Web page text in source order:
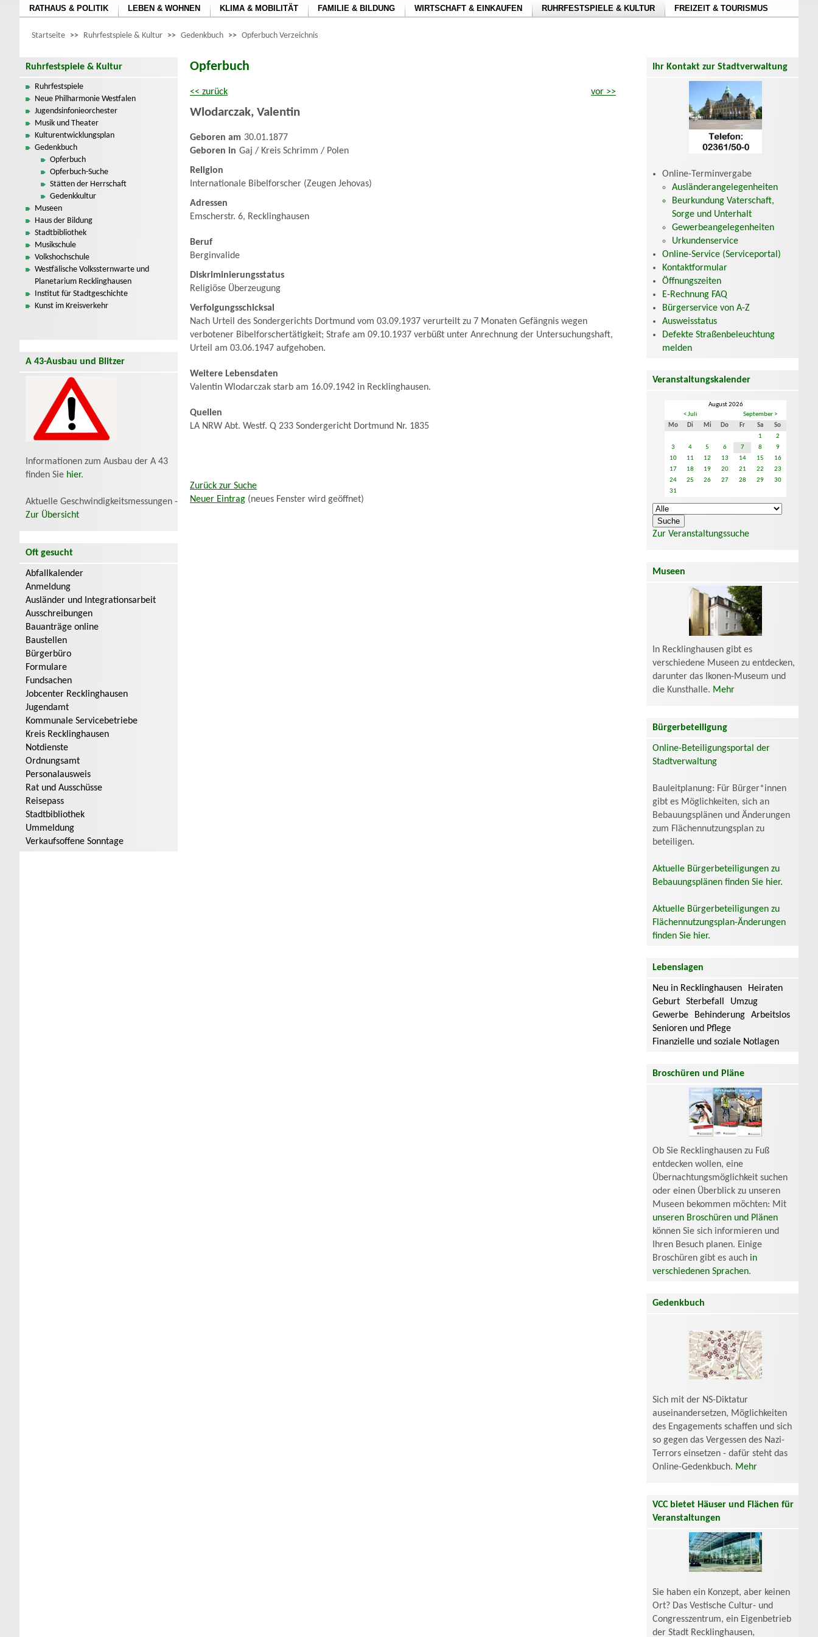
RATHAUS & POLITIK LEBEN & WOHNEN KLIMA & MOBILITÄT FAMILIE & BILDUNG WIRTSCHAFT & EINKAUFEN RUHRFESTSPIELE & KULTUR FREIZEIT & TOURISMUS
Startseite >> Ruhrfestspiele & Kultur >> Gedenkbuch >> Opferbuch Verzeichnis
Ruhrfestspiele & Kultur
Ruhrfestspiele
Neue Philharmonie Westfalen
Jugendsinfonieorchester
Musik und Theater
Kulturentwicklungsplan
Gedenkbuch
Opferbuch
Opferbuch-Suche
Stätten der Herrschaft
Gedenkkultur
Museen
Haus der Bildung
Stadtbibliothek
Musikschule
Volkshochschule
Westfälische Volkssternwarte und
Planetarium Recklinghausen
Institut für Stadtgeschichte
Kunst im Kreisverkehr
A 43-Ausbau und Blitzer
Informationen zum Ausbau der A 43
finden Sie hier.
Aktuelle Geschwindigkeitsmessungen -
Zur Übersicht
Oft gesucht
Abfallkalender
Anmeldung
Ausländer und Integrationsarbeit
Ausschreibungen
Bauanträge online
Baustellen
Bürgerbüro
Formulare
Fundsachen
Jobcenter Recklinghausen
Jugendamt
Kommunale Servicebetriebe
Kreis Recklinghausen
Notdienste
Ordnungsamt
Personalausweis
Rat und Ausschüsse
Reisepass
Stadtbibliothek
Ummeldung
Verkaufsoffene Sonntage
Opferbuch
<< zurück vor >>
Wlodarczak, Valentin
Geboren am 30.01.1877
Geboren in Gaj / Kreis Schrimm / Polen
Religion
Internationale Bibelforscher (Zeugen Jehovas)
Adressen
Emscherstr. 6, Recklinghausen
Beruf
Berginvalide
Diskriminierungsstatus
Religiöse Überzeugung
Verfolgungsschicksal
Nach Urteil des Sondergerichts Dortmund vom 03.09.1937 verurteilt zu 7 Monaten Gefängnis wegen
verbotener Bibelforschertätigkeit; Strafe am 09.10.1937 verbüßt unter Anrechnung der Untersuchungshaft,
Urteil am 03.06.1947 aufgehoben.
Weitere Lebensdaten
Valentin Wlodarczak starb am 16.09.1942 in Recklinghausen.
Quellen
LA NRW Abt. Westf. Q 233 Sondergericht Dortmund Nr. 1835
Zurück zur Suche
Neuer Eintrag (neues Fenster wird geöffnet)
Ihr Kontakt zur Stadtverwaltung
Online-Terminvergabe
Ausländerangelegenheiten
Beurkundung Vaterschaft,
Sorge und Unterhalt
Gewerbeangelegenheiten
Urkundenservice
Online-Service (Serviceportal)
Kontaktformular
Öffnungszeiten
E-Rechnung FAQ
Bürgerservice von A-Z
Ausweisstatus
Defekte Straßenbeleuchtung
melden
Veranstaltungskalender
August 2026
< Juli
September >
Mo
Di Mi Do Fr Sa
So
1
2
3
4 5 6 7 8
9
10
11 12 13 14 15
16
17
18 19 20 21 22
23
24
25 26 27 28 29
30
31
Zur Veranstaltungssuche
Museen
In Recklinghausen gibt es
verschiedene Museen zu entdecken,
darunter das Ikonen-Museum und
die Kunsthalle. Mehr
Bürgerbeteiligung
Online-Beteiligungsportal der
Stadtverwaltung
Bauleitplanung: Für Bürger*innen
gibt es Möglichkeiten, sich an
Bebauungsplänen und Änderungen
zum Flächennutzungsplan zu
beteiligen.
Aktuelle Bürgerbeteiligungen zu
Bebauungsplänen finden Sie hier.
Aktuelle Bürgerbeteiligungen zu
Flächennutzungsplan-Änderungen
finden Sie hier.
Lebenslagen
Neu in Recklinghausen
Heiraten
Geburt
Sterbefall
Umzug
Gewerbe
Behinderung
Arbeitslos
Senioren und Pflege
Finanzielle und soziale Notlagen
Broschüren und Pläne
Ob Sie Recklinghausen zu Fuß
entdecken wollen, eine
Übernachtungsmöglichkeit suchen
oder einen Überblick zu unseren
Museen bekommen möchten: Mit
unseren Broschüren und Plänen
können Sie sich informieren und
Ihren Besuch planen. Einige
Broschüren gibt es auch in
verschiedenen Sprachen.
Gedenkbuch
Sich mit der NS-Diktatur
auseinandersetzen, Möglichkeiten
des Engagements schaffen und sich
so gegen das Vergessen des Nazi-
Terrors einsetzen - dafür steht das
Online-Gedenkbuch. Mehr
VCC bietet Häuser und Flächen für
Veranstaltungen
Sie haben ein Konzept, aber keinen
Ort? Das Vestische Cultur- und
Congresszentrum, ein Eigenbetrieb
der Stadt Recklinghausen,